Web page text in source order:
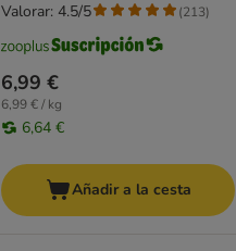
6,99 €
6,99 € / kg
6,64 €
Valorar: 4.5/5 (213)
Añadir a la cesta